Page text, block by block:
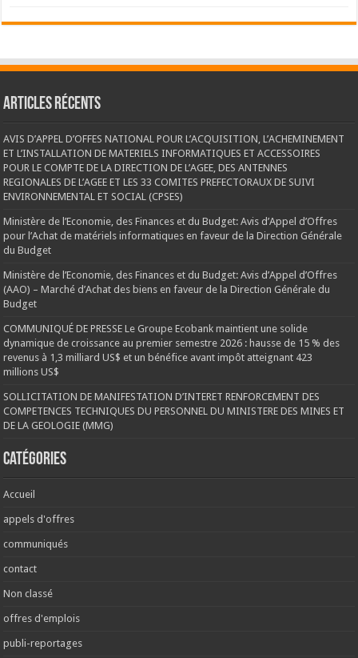
Articles récents
AVIS D’APPEL D’OFFES NATIONAL POUR L’ACQUISITION, L’ACHEMINEMENT
ET L’INSTALLATION DE MATERIELS INFORMATIQUES ET ACCESSOIRES
POUR LE COMPTE DE LA DIRECTION DE L’AGEE, DES ANTENNES
REGIONALES DE L’AGEE ET LES 33 COMITES PREFECTORAUX DE SUIVI
ENVIRONNEMENTAL ET SOCIAL (CPSES)
Ministère de l’Economie, des Finances et du Budget: Avis d’Appel d’Offres
pour l’Achat de matériels informatiques en faveur de la Direction Générale
du Budget
Ministère de l’Economie, des Finances et du Budget: Avis d’Appel d’Offres
(AAO) – Marché d’Achat des biens en faveur de la Direction Générale du
Budget
COMMUNIQUÉ DE PRESSE Le Groupe Ecobank maintient une solide
dynamique de croissance au premier semestre 2026 : hausse de 15 % des
revenus à 1,3 milliard US$ et un bénéfice avant impôt atteignant 423
millions US$
SOLLICITATION DE MANIFESTATION D’INTERET RENFORCEMENT DES
COMPETENCES TECHNIQUES DU PERSONNEL DU MINISTERE DES MINES ET
DE LA GEOLOGIE (MMG)
Catégories
Accueil
appels d'offres
communiqués
contact
Non classé
offres d'emplois
publi-reportages